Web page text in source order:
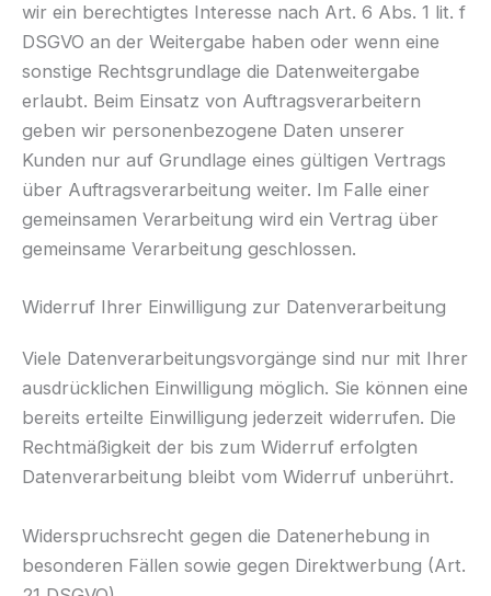
wir ein berechtigtes Interesse nach Art. 6 Abs. 1 lit. f
DSGVO an der Weitergabe haben oder wenn eine
sonstige Rechtsgrundlage die Datenweitergabe
erlaubt. Beim Einsatz von Auftragsverarbeitern
geben wir personenbezogene Daten unserer
Kunden nur auf Grundlage eines gültigen Vertrags
über Auftragsverarbeitung weiter. Im Falle einer
gemeinsamen Verarbeitung wird ein Vertrag über
gemeinsame Verarbeitung geschlossen.
Widerruf Ihrer Einwilligung zur Datenverarbeitung
Viele Datenverarbeitungsvorgänge sind nur mit Ihrer
ausdrücklichen Einwilligung möglich. Sie können eine
bereits erteilte Einwilligung jederzeit widerrufen. Die
Rechtmäßigkeit der bis zum Widerruf erfolgten
Datenverarbeitung bleibt vom Widerruf unberührt.
Widerspruchsrecht gegen die Datenerhebung in
besonderen Fällen sowie gegen Direktwerbung (Art.